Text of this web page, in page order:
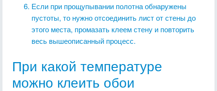
Если при прощупывании полотна обнаружены
пустоты, то нужно отсоединить лист от стены до
этого места, промазать клеем стену и повторить
весь вышеописанный процесс.
При какой температуре
можно клеить обои